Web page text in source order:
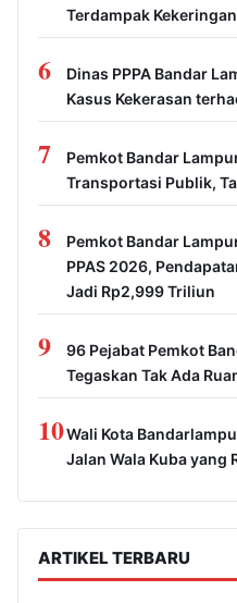
Terdampak Kekeringan
6
Dinas PPPA Bandar
Kasus Kekerasan
7
Pemkot Bandar
Transportasi Publik,
8
Pemkot Bandar
PPAS 2026,
Jadi Rp2,999 Triliun
9
96 Pejabat Pemkot
Tegaskan Tak Ada
10Wali Kota
Jalan Wala Kuba yang
ARTIKEL TERBARU